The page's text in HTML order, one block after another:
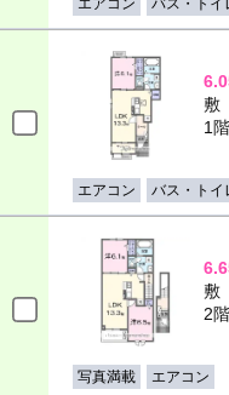
エアコン バス・トイ
敷
1
エアコン バス・トイ
敷
2
写真満載 エアコン